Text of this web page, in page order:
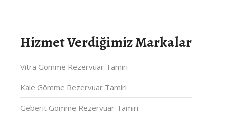
Hizmet Verdiğimiz Markalar
Vitra Gömme Rezervuar Tamiri
Kale Gömme Rezervuar Tamiri
Geberit Gömme Rezervuar Tamiri